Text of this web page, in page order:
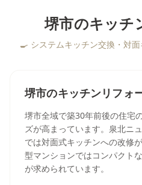
堺市のキッチ
🍳 システムキッチン交換・対
堺市のキッチンリフォ
堺市全域で築30年前後の住宅
ズが高まっています。泉北ニ
では対面式キッチンへの改修
型マンションではコンパクト
が求められています。